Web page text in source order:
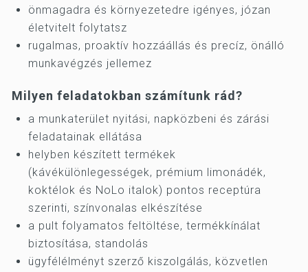
önmagadra és környezetedre igényes, józan
életvitelt folytatsz
rugalmas, proaktív hozzáállás és precíz, önálló
munkavégzés jellemez
Milyen feladatokban számítunk rád?
a munkaterület nyitási, napközbeni és zárási
feladatainak ellátása
helyben készített termékek
(kávékülönlegességek, prémium limonádék,
koktélok és NoLo italok) pontos receptúra
szerinti, színvonalas elkészítése
a pult folyamatos feltöltése, termékkínálat
biztosítása, standolás
ügyfélélményt szerző kiszolgálás, közvetlen